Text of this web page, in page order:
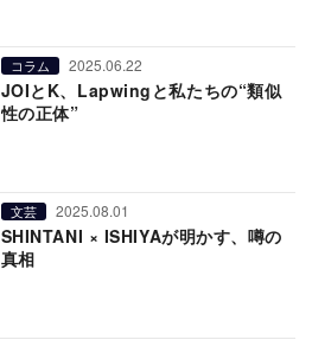
コラム 2025.06.22
JOIとK、Lapwingと私たちの“類似
性の正体”
文芸 2025.08.01
SHINTANI × ISHIYAが明かす、噂の
真相